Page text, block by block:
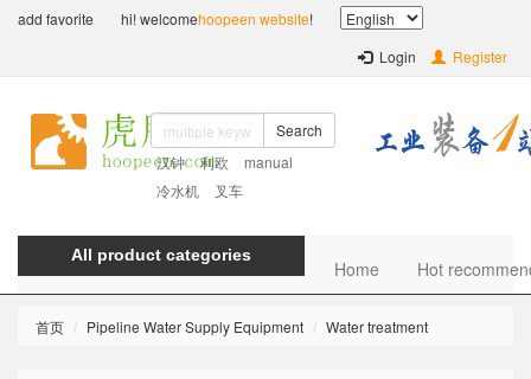
add favorite hi! welcomehoopeen website!
Login
Register
Search
汉钟
利欧
manual
冷水机
叉车
All product categories
Home Hot
首页 Pipeline Water Supply Equipment Water treatment